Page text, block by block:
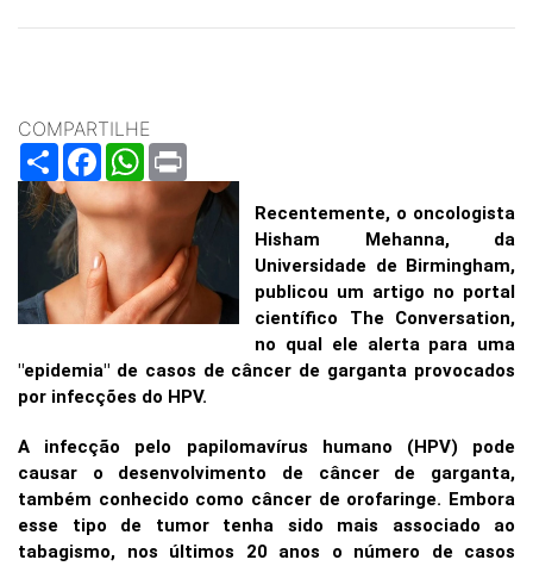
COMPARTILHE
ShareFacebookWhatsApp
Recentemente, o oncologista
Hisham Mehanna, da
Universidade de Birmingham,
publicou um artigo no portal
científico The Conversation,
no qual ele alerta para uma
"epidemia" de casos de câncer de garganta provocados
por infecções do HPV.
A infecção pelo papilomavírus humano (HPV) pode
causar o desenvolvimento de câncer de garganta,
também conhecido como câncer de orofaringe. Embora
esse tipo de tumor tenha sido mais associado ao
tabagismo, nos últimos 20 anos o número de casos